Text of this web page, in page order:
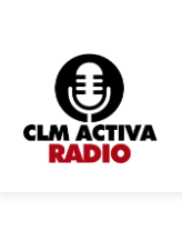
contenido
principal